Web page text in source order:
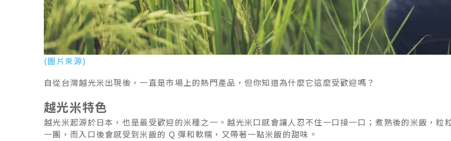
(圖片來源)
自從台灣越光米出現後，一直是市場上的熱門產品，但你知道為什麼它這麼受歡迎嗎？
越光米特色
越光米起源於日本，也是最受歡迎的米種之一。越光米口感會讓人忍不住一口接一口；煮熟後的米飯，粒
一團，而入口後會感受到米飯的 Q 彈和軟糯，又帶著一點米飯的甜味。